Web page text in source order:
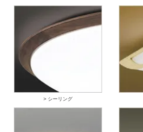
> シーリング